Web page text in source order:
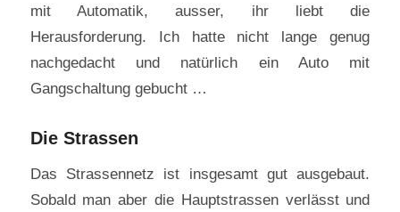
mit Automatik, ausser, ihr liebt die
Herausforderung. Ich hatte nicht lange genug
nachgedacht und natürlich ein Auto mit
Gangschaltung gebucht …
Die Strassen
Das Strassennetz ist insgesamt gut ausgebaut.
Sobald man aber die Hauptstrassen verlässt und